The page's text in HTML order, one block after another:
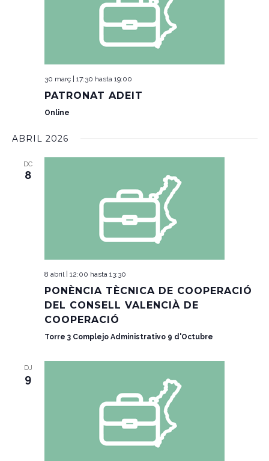
30 març | 17:30 hasta 19:00
PATRONAT ADEIT
Online
ABRIL 2026
DC
8
8 abril | 12:00 hasta 13:30
PONÈNCIA TÈCNICA DE COOPERACIÓ
DEL CONSELL VALENCIÀ DE
COOPERACIÓ
Torre 3 Complejo Administrativo 9 d'Octubre
DJ
9